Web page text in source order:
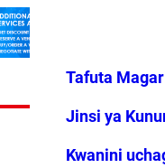
Vipendwa
Menyu
Tafuta
Jinsi ya
Kwanini